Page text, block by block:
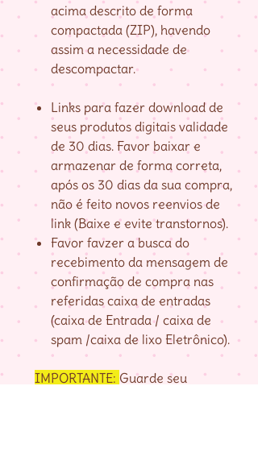
acima descrito de forma
compactada (ZIP), havendo
assim a necessidade de
descompactar.
Links para fazer download de
seus produtos digitais validade
de 30 dias. Favor baixar e
armazenar de forma correta,
após os 30 dias da sua compra,
não é feito novos reenvios de
link (Baixe e evite transtornos).
Favor favzer a busca do
recebimento da mensagem de
confirmação de compra nas
referidas caixa de entradas
(caixa de Entrada / caixa de
spam /caixa de lixo Eletrônico).
IMPORTANTE: Guarde seu